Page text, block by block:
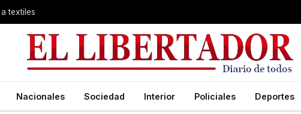
textiles
Nacionales Sociedad Interior Policiales Deportes